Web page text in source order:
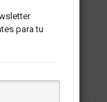
cuyo objetivo es
sobre
y negocios
para tu